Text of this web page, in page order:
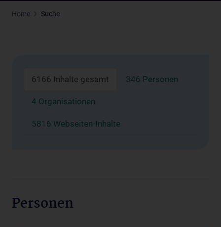
Home Suche
6166 Inhalte gesamt 346 Personen
4 Organisationen
5816 Webseiten-Inhalte
Personen